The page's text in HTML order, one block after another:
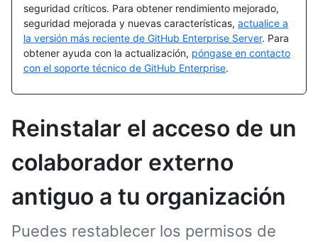
seguridad críticos. Para obtener rendimiento mejorado,
seguridad mejorada y nuevas características, actualice a
la versión más reciente de GitHub Enterprise Server. Para
obtener ayuda con la actualización, póngase en contacto
con el soporte técnico de GitHub Enterprise.
Reinstalar el acceso de un
colaborador externo
antiguo a tu organización
Puedes restablecer los permisos de